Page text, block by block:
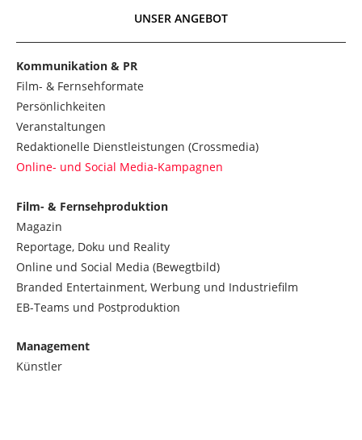
UNSER ANGEBOT
Kommunikation & PR
Film- & Fernsehformate
Persönlichkeiten
Veranstaltungen
Redaktionelle Dienstleistungen (Crossmedia)
Online- und Social Media-Kampagnen
Film- & Fernsehproduktion
Magazin
Reportage, Doku und Reality
Online und Social Media (Bewegtbild)
Branded Entertainment, Werbung und Industriefilm
EB-Teams und Postproduktion
Management
Künstler